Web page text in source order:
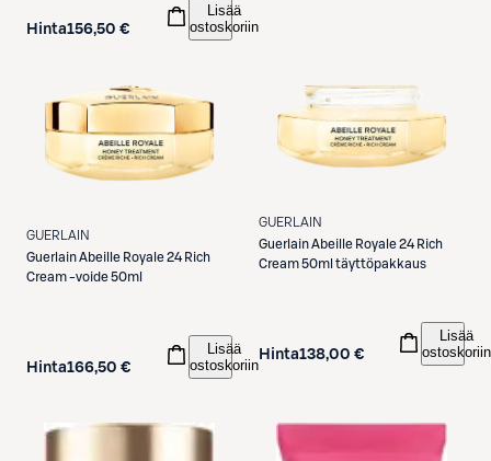
Hinta156,50 €
Lisää
ostoskoriin
GUERLAIN
GuerlainAbeille Royale 24 Rich
Cream -voide 50ml
Hinta166,50 €
Lisää
ostoskoriin
GUERLAIN
GuerlainAbeille Royale 24 Rich
Cream 50ml täyttöpakkaus
Hinta138,00 €
Lisää
ostoskoriin